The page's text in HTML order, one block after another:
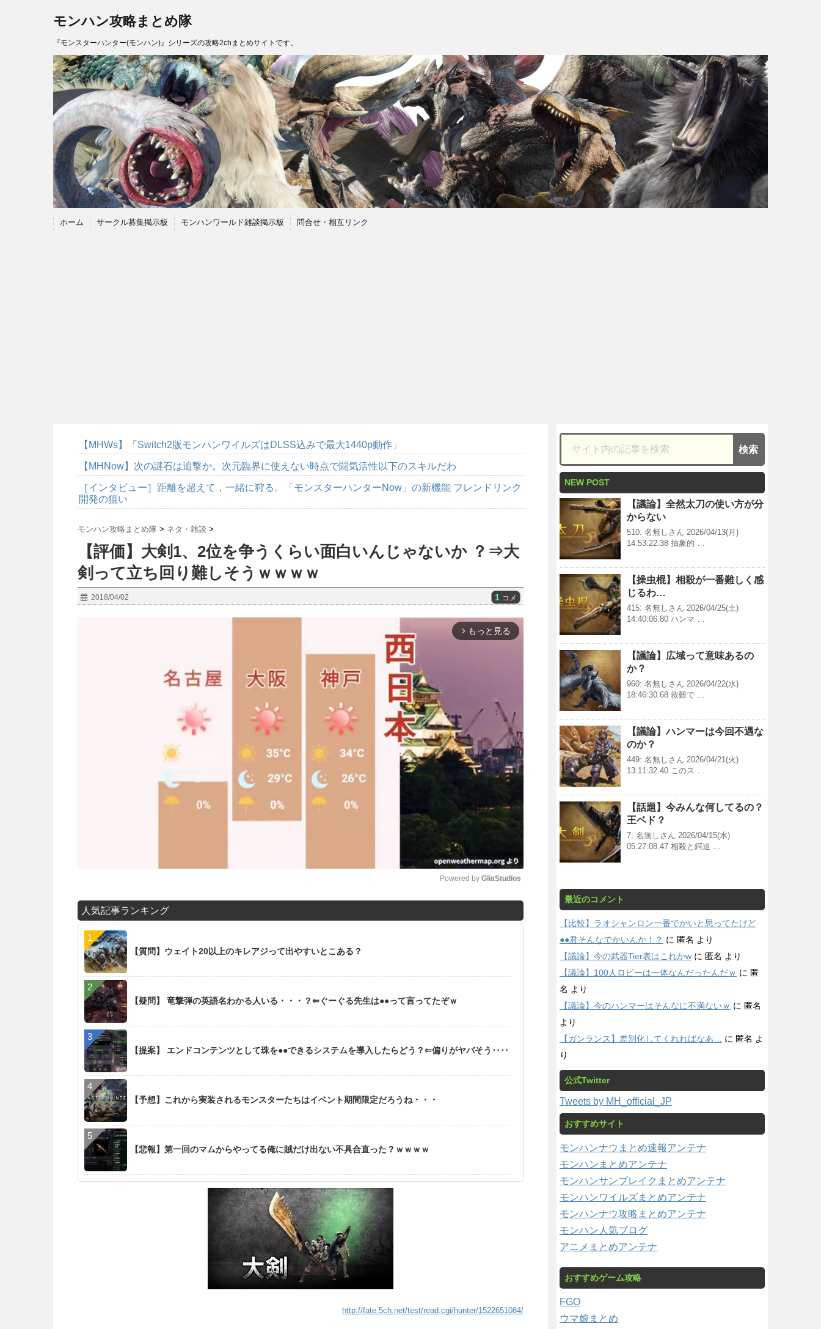
モンハン攻略まとめ隊
『モンスターハンター(モンハン)』シリーズの攻略2chまとめサイトです。
ホーム サークル募集掲示板 モンハンワールド雑談掲示板 問合せ・相互リンク
【MHWs】「Switch2版モンハンワイルズはDLSS込みで最大1440p動作」
【MHNow】次の謎石は追撃か。次元臨界に使えない時点で闘気活性以下のスキルだわ
［インタビュー］距離を超えて，一緒に狩る。「モンスターハンターNow」の新機能 フレンドリンク
開発の狙い
モンハン攻略まとめ隊 > ネタ・雑談 >
【評価】大剣1、2位を争うくらい面白いんじゃないか ？⇒大
剣って立ち回り難しそうｗｗｗｗ
2018/04/02 1 コメ
arrow_forward_ios もっと見る
Powered by GliaStudios
人気記事ランキング
【質問】ウェイト20以上のキレアジって出やすいとこある？
【疑問】 竜撃弾の英語名わかる人いる・・・？⇐ぐーぐる先生は●●って言ってたぞｗ
【提案】 エンドコンテンツとして珠を●●できるシステムを導入したらどう？⇐偏りがヤバそう‥‥
【予想】これから実装されるモンスターたちはイベント期間限定だろうね・・・
【悲報】第一回のマムからやってる俺に賊だけ出ない不具合直った？ｗｗｗｗ
http://fate.5ch.net/test/read.cgi/hunter/1522651084/
NEW POST
【議論】全然太刀の使い方が分
からない
510: 名無しさん 2026/04/13(月)
14:53:22.38 抽象的 …
【操虫棍】相殺が一番難しく感
じるわ…
415: 名無しさん 2026/04/25(土)
14:40:06.80 ハンマ …
【議論】広域って意味あるの
か？
960: 名無しさん 2026/04/22(水)
18:46:30.68 救難で …
【議論】ハンマーは今回不遇な
のか？
449: 名無しさん 2026/04/21(火)
13:11:32.40 このス …
【話題】今みんな何してるの？
王ベド？
7: 名無しさん 2026/04/15(水)
05:27:08.47 相殺と鍔迫 …
最近のコメント
【比較】ラオシャンロン一番でかいと思ってたけど
●●君そんなでかいんか！？ に 匿名 より
【議論】今の武器Tier表はこれかw に 匿名 より
【議論】100人ロビーは一体なんだったんだｗ に 匿
名 より
【議論】今のハンマーはそんなに不満ないｗ に 匿名
より
【ガンランス】差別化してくれればなあ…
に 匿名 よ
り
公式Twitter
Tweets by MH_official_JP
おすすめサイト
モンハンナウまとめ速報アンテナ
モンハンまとめアンテナ
モンハンサンブレイクまとめアンテナ
モンハンワイルズまとめアンテナ
モンハンナウ攻略まとめアンテナ
モンハン人気ブログ
アニメまとめアンテナ
おすすめゲーム攻略
FGO
ウマ娘まとめ